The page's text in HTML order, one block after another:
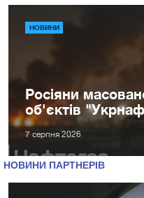
НОВИНИ
Росіяни
об'єктів
7 серпня 2026